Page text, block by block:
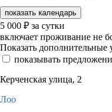
показать календарь
5 000 ₽ за сутки
включает проживание не
Показать дополнительные
показывать
Керченская улица, 2
Лоо